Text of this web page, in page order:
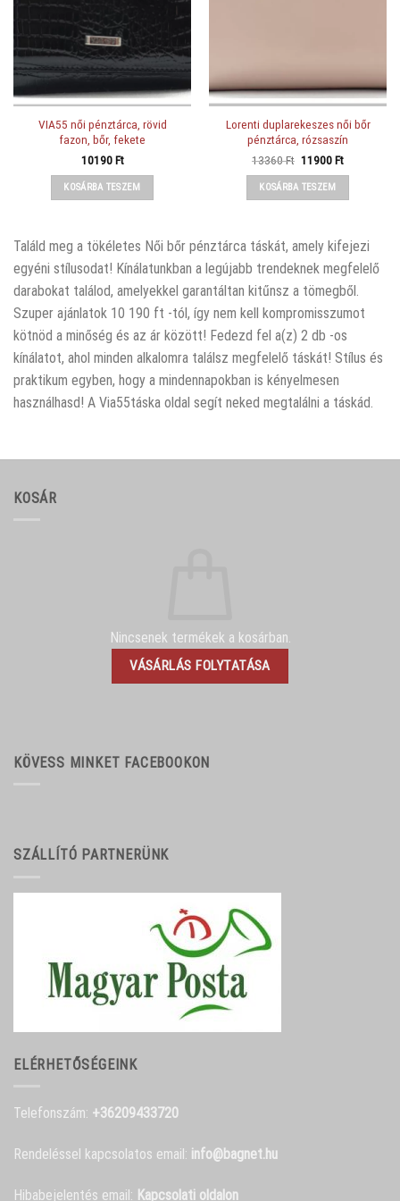
VIA55 női pénztárca, rövid
fazon, bőr, fekete
10190Ft
KOSÁRBA TESZEM
Lorenti duplarekeszes női bőr
pénztárca, rózsaszín
13360Ft Original
was:
13360 Ft.
11900FtCurrent
KOSÁRBA TESZEM
Találd meg a tökéletes Női bőr pénztárca táskát, amely kifejezi
egyéni stílusodat! Kínálatunkban a legújabb trendeknek megfelelő
darabokat találod, amelyekkel garantáltan kitűnsz a tömegből.
Szuper ajánlatok 10 190 ft -tól, így nem kell kompromisszumot
kötnöd a minőség és az ár között! Fedezd fel a(z) 2 db -os
kínálatot, ahol minden alkalomra találsz megfelelő táskát! Stílus és
praktikum egyben, hogy a mindennapokban is kényelmesen
használhasd! A Via55táska oldal segít neked megtalálni a táskád.
KOSÁR
Nincsenek termékek a kosárban.
VÁSÁRLÁS FOLYTATÁSA
KÖVESS MINKET FACEBOOKON
SZÁLLÍTÓ PARTNERÜNK
ELÉRHETŐSÉGEINK
Telefonszám: +36209433720
Rendeléssel kapcsolatos email: info@bagnet.hu
Hibabejelentés email: Kapcsolati oldalon